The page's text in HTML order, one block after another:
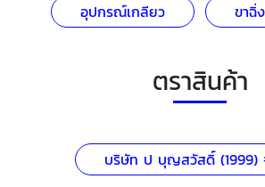
อุปกรณ์เกลียว
ขาฉิ่
ตราสินค้า
บริษัท ป บุญสวัสดิ์ (1999)